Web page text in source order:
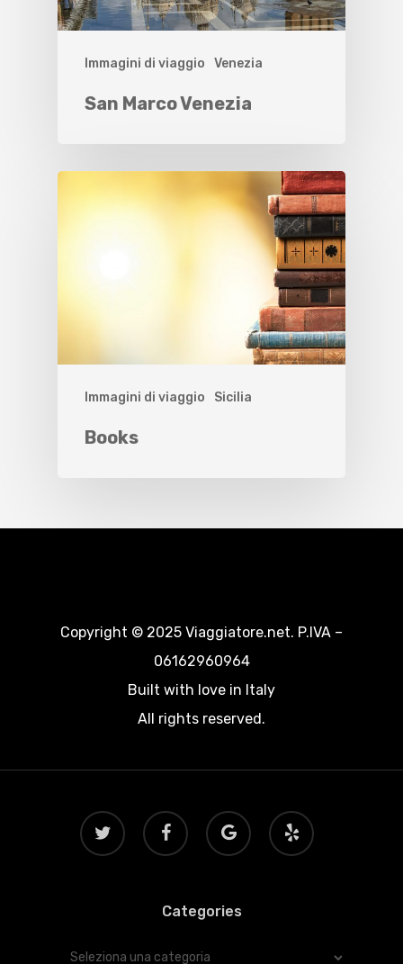
Immagini di viaggio Venezia
San Marco Venezia
Immagini di viaggio Sicilia
Books
Copyright © 2025 Viaggiatore.net. P.IVA –
06162960964
Built with love in Italy
All rights reserved.
twitter facebook
google-
plus
yelp
Categories
Categories